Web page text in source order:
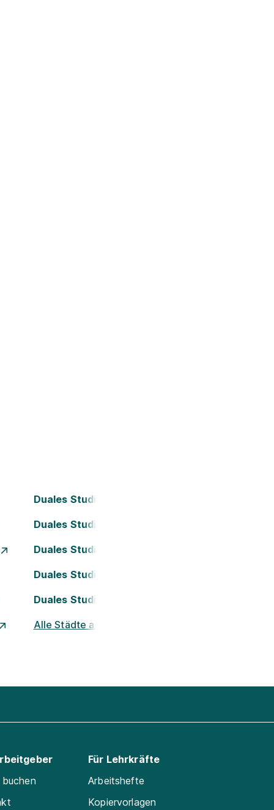
Duales Studium Bielefeld
Duales Studium Darmstadt
Duales Studium Essen
Duales Studium Köln
Duales Studium Nürnberg
Alle Städte ansehen
Für Lehrkräfte
Arbeitshefte
Kopiervorlagen